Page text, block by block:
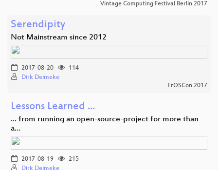
Vintage Computing Festival Berlin 2017
Serendipity
Not Mainstream since 2012
2017-08-20
114
Dirk Deimeke
FrOSCon 2017
Lessons Learned ...
... from running an open-source-project for more than
a…
2017-08-19
215